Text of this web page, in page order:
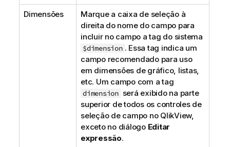
Dimensões
Marque a caixa de seleção à
direita do nome do campo para
incluir no campo a tag do sistema
$dimension . Essa tag indica um
campo recomendado para uso
em dimensões de gráfico, listas,
etc. Um campo com a tag
dimension será exibido na parte
superior de todos os controles de
seleção de campo no QlikView,
exceto no diálogo Editar
expressão.